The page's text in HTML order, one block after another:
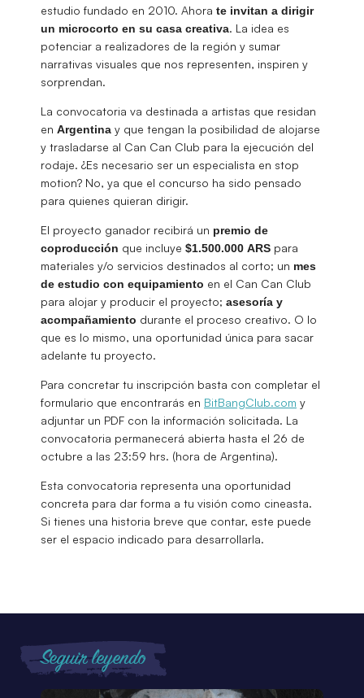
estudio fundado en 2010. Ahora te invitan a dirigir
un microcorto en su casa creativa. La idea es
potenciar a realizadores de la región y sumar
narrativas visuales que nos representen, inspiren y
sorprendan.
La convocatoria va destinada a artistas que residan
en Argentina y que tengan la posibilidad de alojarse
y trasladarse al Can Can Club para la ejecución del
rodaje. ¿Es necesario ser un especialista en stop
motion? No, ya que el concurso ha sido pensado
para quienes quieran dirigir.
El proyecto ganador recibirá un premio de
coproducción que incluye $1.500.000 ARS para
materiales y/o servicios destinados al corto; un mes
de estudio con equipamiento en el Can Can Club
para alojar y producir el proyecto; asesoría y
acompañamiento durante el proceso creativo. O lo
que es lo mismo, una oportunidad única para sacar
adelante tu proyecto.
Para concretar tu inscripción basta con completar el
formulario que encontrarás en BitBangClub.com y
adjuntar un PDF con la información solicitada. La
convocatoria permanecerá abierta hasta el 26 de
octubre a las 23:59 hrs. (hora de Argentina).
Esta convocatoria representa una oportunidad
concreta para dar forma a tu visión como cineasta.
Si tienes una historia breve que contar, este puede
ser el espacio indicado para desarrollarla.
Seguir leyendo